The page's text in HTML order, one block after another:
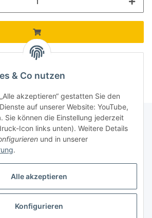
werden geladen ...
& Co nutzen
akzeptieren“ gestatten Sie den
auf unserer Website: YouTube,
Sie können die Einstellung jederzeit
Icon links unten). Weitere Details
und in unserer
.
Alle akzeptieren
Konfigurieren